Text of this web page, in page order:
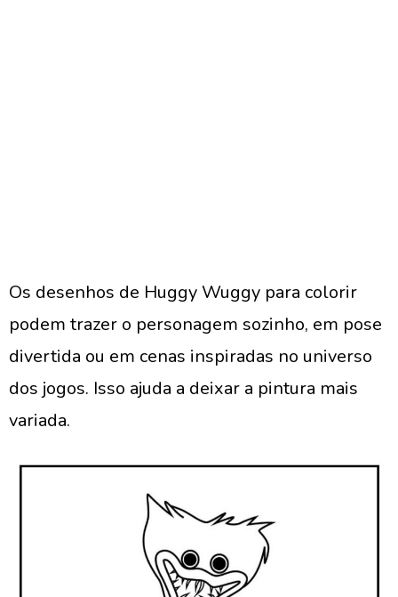
Os desenhos de Huggy Wuggy para colorir
podem trazer o personagem sozinho, em pose
divertida ou em cenas inspiradas no universo
dos jogos. Isso ajuda a deixar a pintura mais
variada.